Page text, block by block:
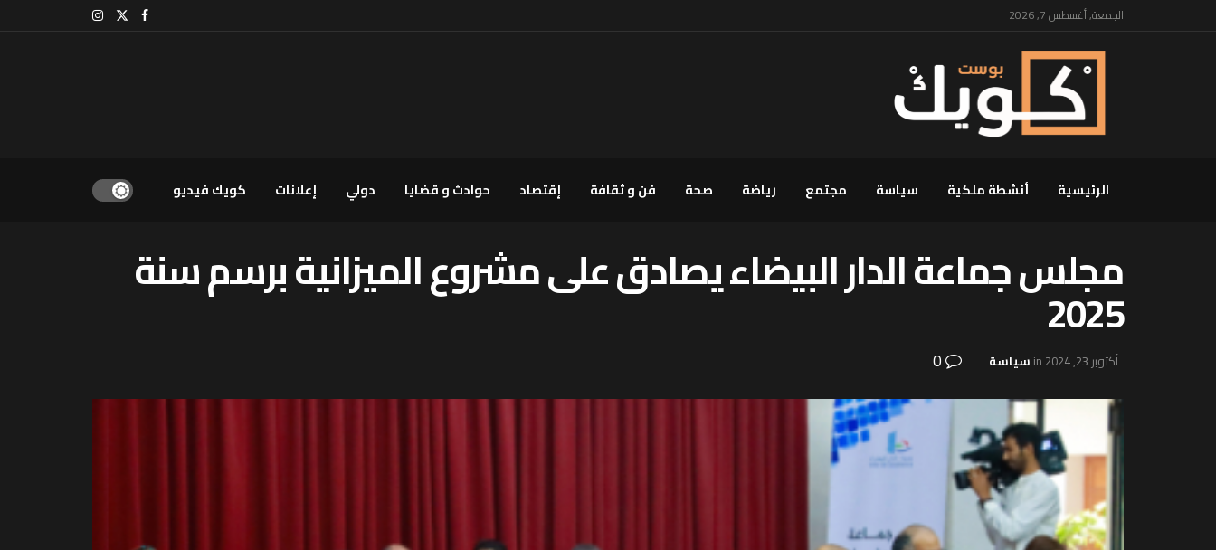
الجمعة, أغسطس 7, 2026
الرئيسية أنشطة ملكية سياسة مجتمع رياضة صحة فن و ثقافة إقتصاد حوادث و قضايا دولي إعلانات كويك فيديو
مجلس جماعة الدار البيضاء يصادق على مشروع الميزانية برسم سنة
2025
أكتوبر 23, 2024 in سياسة